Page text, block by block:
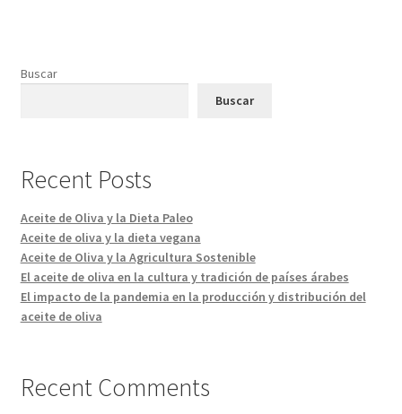
Comprar Aceite de Oliva Virgen
Denominaciones de Origen
Aceite de Oliva Virgen Extra Monovarietal
Buscar
Buscar
Recent Posts
Aceite de Oliva y la Dieta Paleo
Aceite de oliva y la dieta vegana
Aceite de Oliva y la Agricultura Sostenible
El aceite de oliva en la cultura y tradición de países árabes
El impacto de la pandemia en la producción y distribución del
aceite de oliva
Recent Comments